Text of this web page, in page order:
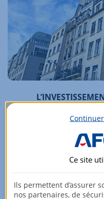
les
En
Ce site
Ils permettent d’assurer
nos partenaires, de